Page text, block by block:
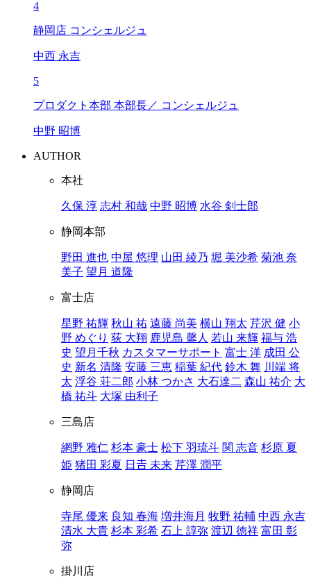
4
静岡店 コンシェルジュ
中西 永吉
5
プロダクト本部 本部長／ コンシェルジュ
中野 昭博
AUTHOR
本社
久保 淳 志村 和哉 中野 昭博 水谷 剣士郎
静岡本部
野田 進也 中屋 悠理 山田 綾乃 堀 美沙希 菊池 奈
美子 望月 道隆
富士店
星野 祐輝 秋山 祐 遠藤 尚美 横山 翔太 芹沢 健 小
野 めぐり 荻 大翔 鹿児島 馨人 若山 来輝 福与 浩
史 望月千秋 カスタマーサポート 富士 洋 成田 公
史 新名 清隆 安藤 三恵 稲葉 紀代 鈴木 舞 川端 将
太 浮谷 荘二郎 小林 つかさ 大石達二 森山 祐介 大
橋 祐斗 大塚 由利子
三島店
網野 雅仁 杉本 豪士 松下 羽琉斗 関 志音 杉原 夏
姫 猪田 彩夏 日𠮷 未来 芹澤 潤平
静岡店
寺尾 優来 良知 春海 増井海月 牧野 祐輔 中西 永吉
清水 大貴 杉本 彩希 石上 諄弥 渡辺 徳祥 富田 彰
弥
掛川店